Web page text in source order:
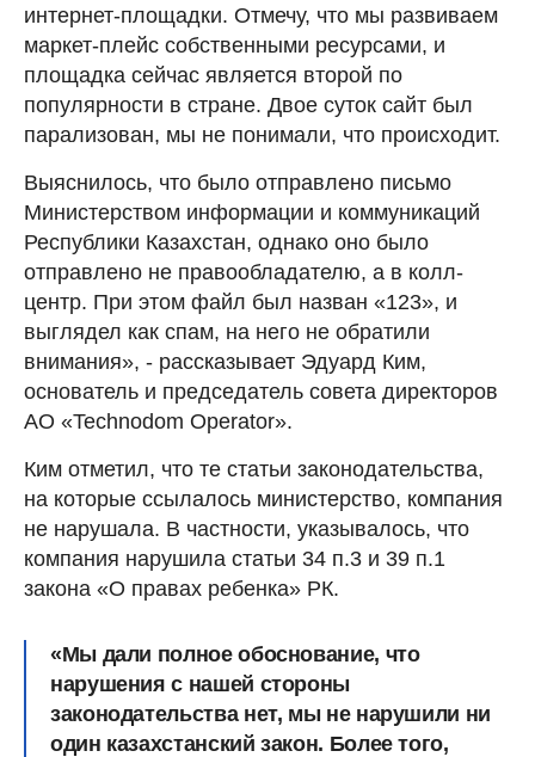
интернет-площадки. Отмечу, что мы развиваем
маркет-плейс собственными ресурсами, и
площадка сейчас является второй по
популярности в стране. Двое суток сайт был
парализован, мы не понимали, что происходит.
Выяснилось, что было отправлено письмо
Министерством информации и коммуникаций
Республики Казахстан, однако оно было
отправлено не правообладателю, а в колл-
центр. При этом файл был назван «123», и
выглядел как спам, на него не обратили
внимания», - рассказывает Эдуард Ким,
основатель и председатель совета директоров
АО «Technodom Operator».
Ким отметил, что те статьи законодательства,
на которые ссылалось министерство, компания
не нарушала. В частности, указывалось, что
компания нарушила статьи 34 п.3 и 39 п.1
закона «О правах ребенка» РК.
«Мы дали полное обоснование, что
нарушения с нашей стороны
законодательства нет, мы не нарушили ни
один казахстанский закон. Более того,